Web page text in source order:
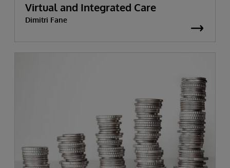
Virtual and Integrated Care
Dimitri Fane